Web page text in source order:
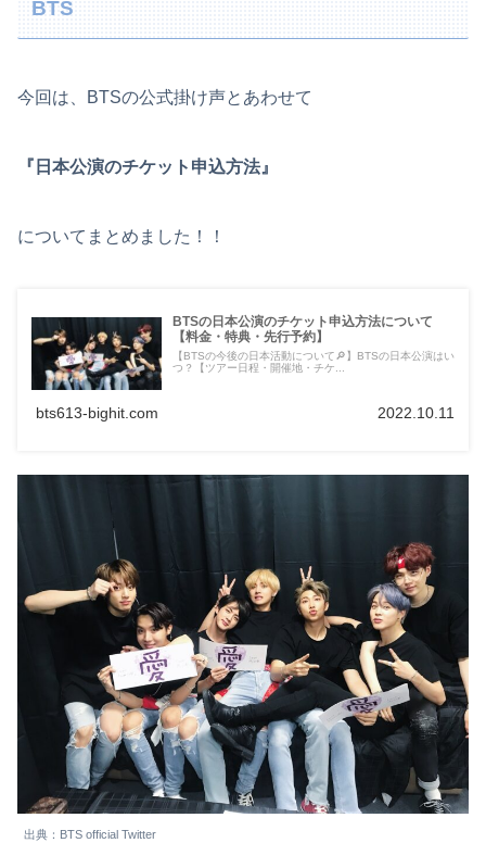
BTS
今回は、BTSの公式掛け声とあわせて
『日本公演のチケット申込方法』
についてまとめました！！
BTSの日本公演のチケット申込方法について
【料金・特典・先行予約】
【BTSの今後の日本活動について🔎】BTSの日本公演はい
つ？【ツアー日程・開催地・チケ...
bts613-bighit.com 2022.10.11
出典：BTS official Twitter